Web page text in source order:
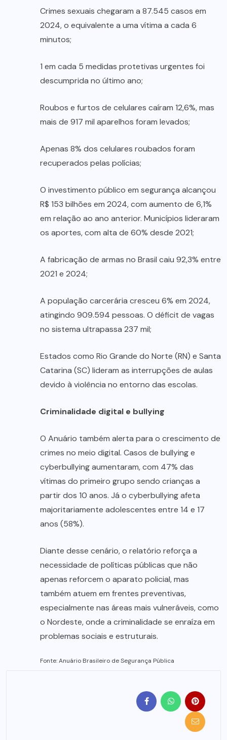
Crimes sexuais chegaram a 87.545 casos em
2024, o equivalente a uma vítima a cada 6
minutos;
1 em cada 5 medidas protetivas urgentes foi
descumprida no último ano;
Roubos e furtos de celulares caíram 12,6%, mas
mais de 917 mil aparelhos foram levados;
Apenas 8% dos celulares roubados foram
recuperados pelas polícias;
O investimento público em segurança alcançou
R$ 153 bilhões em 2024, com aumento de 6,1%
em relação ao ano anterior. Municípios lideraram
os aportes, com alta de 60% desde 2021;
A fabricação de armas no Brasil caiu 92,3% entre
2021 e 2024;
A população carcerária cresceu 6% em 2024,
atingindo 909.594 pessoas. O déficit de vagas
no sistema ultrapassa 237 mil;
Estados como Rio Grande do Norte (RN) e Santa
Catarina (SC) lideram as interrupções de aulas
devido à violência no entorno das escolas.
Criminalidade digital e bullying
O Anuário também alerta para o crescimento de
crimes no meio digital. Casos de bullying e
cyberbullying aumentaram, com 47% das
vítimas do primeiro grupo sendo crianças a
partir dos 10 anos. Já o cyberbullying afeta
majoritariamente adolescentes entre 14 e 17
anos (58%).
Diante desse cenário, o relatório reforça a
necessidade de políticas públicas que não
apenas reforcem o aparato policial, mas
também atuem em frentes preventivas,
especialmente nas áreas mais vulneráveis, como
o Nordeste, onde a criminalidade se enraíza em
problemas sociais e estruturais.
Fonte: Anuário Brasileiro de Segurança Pública